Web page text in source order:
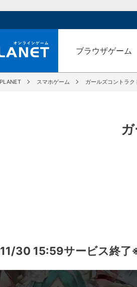
ブラウザゲーム
スマホゲーム ガールズコントラク
30 15:59サービス終了